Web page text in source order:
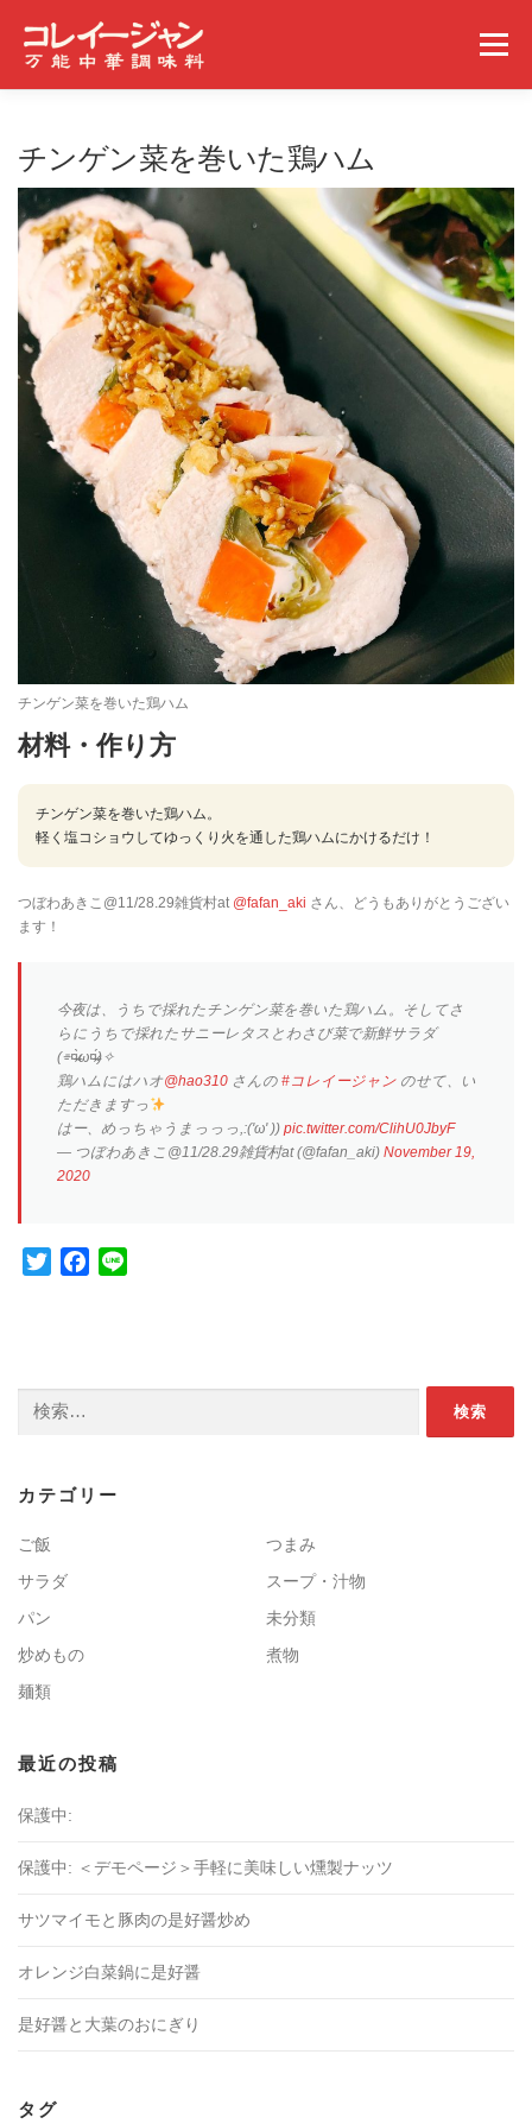
メニュー
みんなの食べ方 ギャラリー 事業概要 ニュース
問い合わせ
チンゲン菜を巻いた鶏ハム
チンゲン菜を巻いた鶏ハム
材料・作り方
チンゲン菜を巻いた鶏ハム。
軽く塩コショウしてゆっくり火を通した鶏ハムにかけるだけ！
つぼわあきこ@11/28.29雑貨村at @fafan_aki さん、どうもありがとうござい
ます！
今夜は、うちで採れたチンゲン菜を巻いた鶏ハム。そしてさ
らにうちで採れたサニーレタスとわさび菜で新鮮サラダ
(⌯¤̴̶̷̀ω¤̴̶̷́)✧
鶏ハムにはハオ@hao310 さんの #コレイージャン のせて、い
ただきますっ
はー、めっちゃうまっっっ,:('ω' )) pic.twitter.com/ClihU0JbyF
— つぼわあきこ@11/28.29雑貨村at (@fafan_aki) November 19,
2020
TwitterFacebook
検索:
カテゴリー
ご飯
つまみ
サラダ
スープ・汁物
パン
未分類
炒めもの
煮物
麺類
最近の投稿
保護中:
保護中: ＜デモページ＞手軽に美味しい燻製ナッツ
サツマイモと豚肉の是好醤炒め
オレンジ白菜鍋に是好醤
是好醤と大葉のおにぎり
タグ